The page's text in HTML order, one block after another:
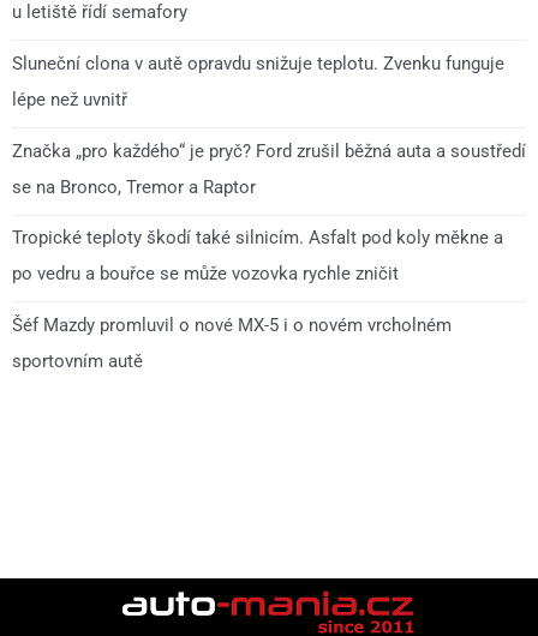
u letiště řídí semafory
Sluneční clona v autě opravdu snižuje teplotu. Zvenku funguje
lépe než uvnitř
Značka „pro každého“ je pryč? Ford zrušil běžná auta a soustředí
se na Bronco, Tremor a Raptor
Tropické teploty škodí také silnicím. Asfalt pod koly měkne a
po vedru a bouřce se může vozovka rychle zničit
Šéf Mazdy promluvil o nové MX-5 i o novém vrcholném
sportovním autě